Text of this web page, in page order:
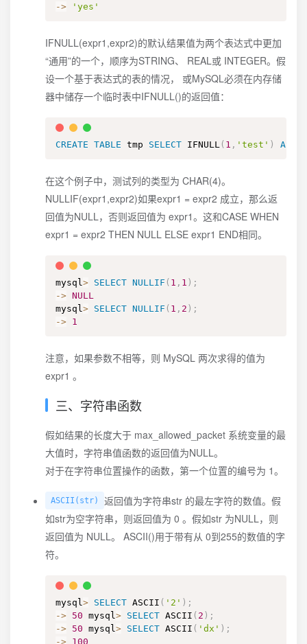
-> 'yes'
IFNULL(expr1,expr2)的默认结果值为两个表达式中更加
“通用”的一个，顺序为STRING、 REAL或 INTEGER。假
设一个基于表达式的表的情况， 或MySQL必须在内存储
器中储存一个临时表中IFNULL()的返回值：
CREATE TABLE tmp SELECT IFNULL ( 1 , 'test' ) AS
在这个例子中，测试列的类型为 CHAR(4)。
NULLIF(expr1,expr2)如果expr1 = expr2 成立，那么返
回值为NULL，否则返回值为 expr1。这和CASE WHEN
expr1 = expr2 THEN NULL ELSE expr1 END相同。
mysql> SELECT NULLIF ( 1 , 1 ) ;
-> NULL
mysql> SELECT NULLIF ( 1 , 2 ) ;
-> 1
注意，如果参数不相等，则 MySQL 两次求得的值为
expr1 。
三、字符串函数
假如结果的长度大于 max_allowed_packet 系统变量的最
大值时，字符串值函数的返回值为NULL。
对于在字符串位置操作的函数，第一个位置的编号为 1。
ASCII(str)
返回值为字符串str 的最左字符的数值。假
如str为空字符串，则返回值为 0 。假如str 为NULL，则
返回值为 NULL。 ASCII()用于带有从 0到255的数值的字
符。
mysql> SELECT ASCII ( '2' ) ;
-> 50 mysql> SELECT ASCII ( 2 ) ;
-> 50 mysql> SELECT ASCII ( 'dx' ) ;
-> 100